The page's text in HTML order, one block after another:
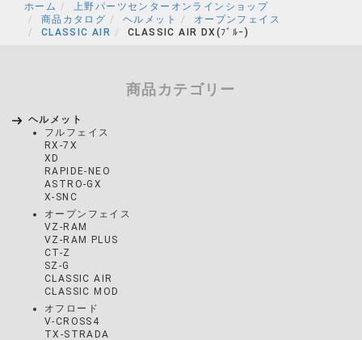
ホーム
上野パーツセンターオンラインショップ
商品カタログ
ヘルメット
オープンフェイス
CLASSIC AIR
CLASSIC AIR DX(ﾌﾞﾙｰ)
商品カテゴリー
ヘルメット
フルフェイス
RX-7X
XD
RAPIDE-NEO
ASTRO-GX
X-SNC
オープンフェイス
VZ-RAM
VZ-RAM PLUS
CT-Z
SZ-G
CLASSIC AIR
CLASSIC MOD
オフロード
V-CROSS4
TX-STRADA